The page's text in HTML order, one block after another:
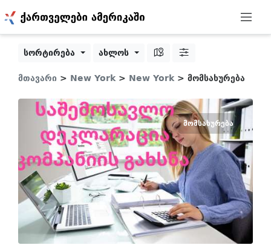
სორტირება
ახლოს
მთავარი > New York> New York> მომსახურება
ᲛᲝᲛᲡᲐᲮᲣᲠᲔᲑᲐ